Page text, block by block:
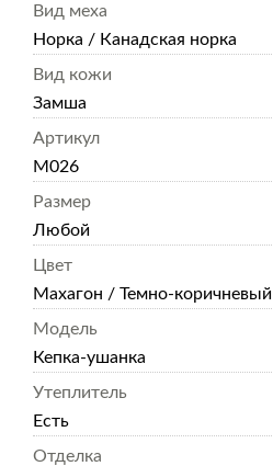
Вид меха
Норка / Канадская норка
Вид кожи
Замша
Артикул
M026
Размер
Любой
Цвет
Махагон / Темно-коричневый
Модель
Кепка-ушанка
Утеплитель
Есть
Отделка